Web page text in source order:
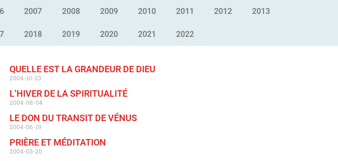
2007 2008 2009 2010 2011 2012 2013
2018 2019 2020 2021 2022
QUELLE EST LA GRANDEUR DE DIEU
2004-10-23
L’HIVER DE LA SPIRITUALITÉ
2004-08-04
LE DON DU TRANSIT DE VÉNUS
2004-06-19
PRIÈRE ET MÉDITATION
2004-03-20